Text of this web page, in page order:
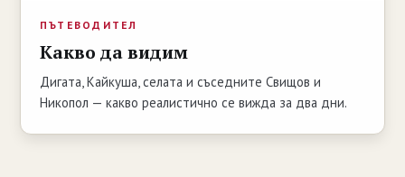
ПЪТЕВОДИТЕЛ
Какво да видим
Дигата, Кайкуша, селата и съседните Свищов и
Никопол — какво реалистично се вижда за два дни.